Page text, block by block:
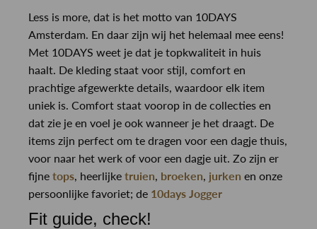
Less is more, dat is het motto van 10DAYS
Amsterdam. En daar zijn wij het helemaal mee eens!
Met 10DAYS weet je dat je topkwaliteit in huis
haalt. De kleding staat voor stijl, comfort en
prachtige afgewerkte details, waardoor elk item
uniek is. Comfort staat voorop in de collecties en
dat zie je en voel je ook wanneer je het draagt. De
items zijn perfect om te dragen voor een dagje thuis,
voor naar het werk of voor een dagje uit. Zo zijn er
fijne tops , heerlijke truien broeken jurken en onze
persoonlijke favoriet; de 10days Jogger
Fit guide, check!